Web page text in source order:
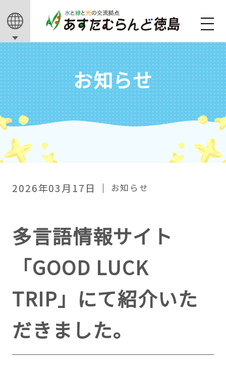
お知らせ
2026年03月17日 お知らせ
多言語情報サイト
「GOOD LUCK
TRIP」にて紹介いた
だきました。